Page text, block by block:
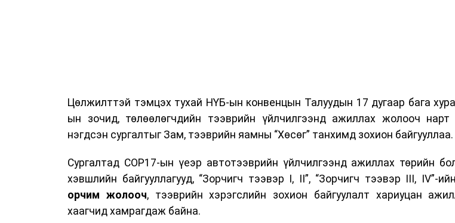
Цөлжилттэй тэмцэх тухай НҮБ-ын конвенцын Талуудын 17 дугаар бага
ын зочид, төлөөлөгчдийн тээврийн үйлчилгээнд ажиллах жолооч нарт
нэгдсэн сургалтыг Зам, тээврийн яамны “Хөсөг” танхимд зохион байгууллаа.
Сургалтад COP17-ын үеэр автотээврийн үйлчилгээнд ажиллах төрийн
хэвшлийн байгууллагууд, “Зорчигч тээвэр I, II”, “Зорчигч тээвэр III, IV”-
орчим жолооч, тээврийн хэрэгслийн зохион байгуулалт хариуцан
хаагчид хамрагдаж байна.